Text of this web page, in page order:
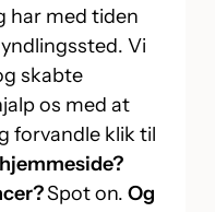
har med tiden
Vi
skabte
os med at
forvandle klik til
Spot on. Og